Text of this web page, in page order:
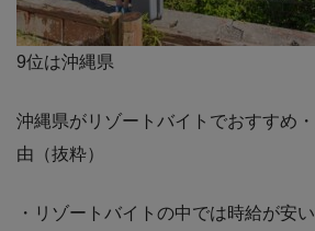
9位は沖縄県
沖縄県がリゾートバイトでおすすめ
由（抜粋）
・リゾートバイトの中では時給が安